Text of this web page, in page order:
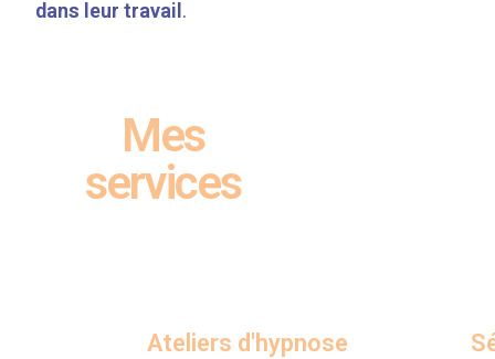
dans leur travail .
Mes
services
Ateliers d'hypnose